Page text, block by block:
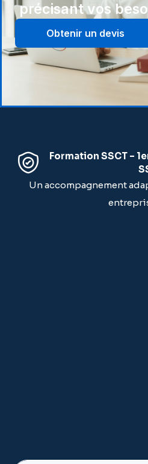
précisant vos
Obtenir un devis
Formation SSCT –
Un accompagnement